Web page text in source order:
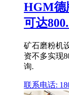
HGM德
可达
矿石磨粉机
资不多实现
询.
联系电话: